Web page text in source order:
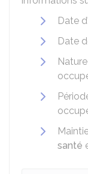
Date
Date
santé